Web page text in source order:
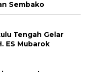
Sembako
Tengah Gelar
ES Mubarok